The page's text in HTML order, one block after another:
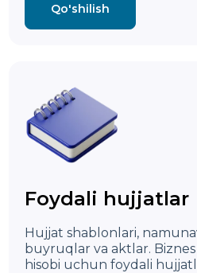
Qo'shilish
Foydali hujjatlar
Hujjat shablonlari,
buyruqlar va aktlar.
hisobi uchun foydali